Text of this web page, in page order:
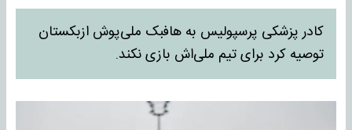
کادر پزشکی پرسپولیس به هافبک ملی‌پوش ازبکستان
توصیه کرد برای تیم ملی‌اش بازی نکند.